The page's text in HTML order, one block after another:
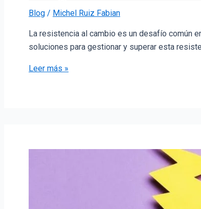
Blog / Michel Ruiz Fabian
La resistencia al cambio es un desafío común
soluciones para gestionar y superar esta
Leer más »